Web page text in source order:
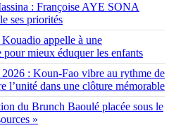
: Françoise AYE SONA
ses priorités
appelle à une
mieux éduquer les enfants
: Koun-Fao vibre au rythme de
l’unité dans une clôture mémorable
du Brunch Baoulé placée sous le
»